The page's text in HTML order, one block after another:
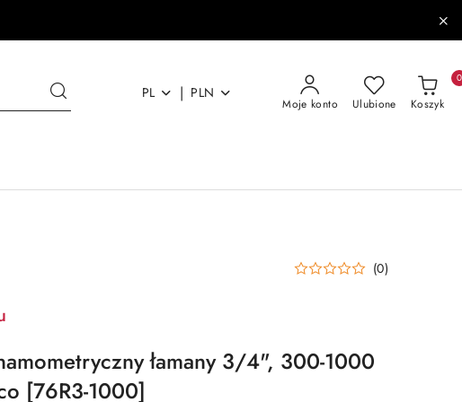
PL | PLN
Moje konto Ulubione Koszyk
0
(0)
łamany 3/4", 300-1000
[76R3-1000]